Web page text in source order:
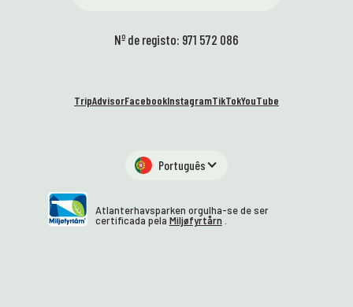
Nº de registo: 971 572 086
TripAdvisorFacebookInstagramTikTokYouTube
Português
Atlanterhavsparken orgulha-se de ser
certificada pela Miljøfyrtårn.